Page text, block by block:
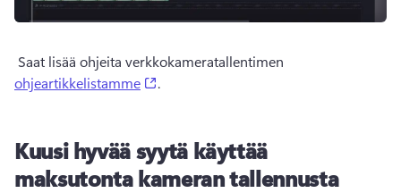
Saat lisää ohjeita verkkokameratallentimen
ohjeartikkelistamme
.
Kuusi hyvää syytä käyttää
maksutonta kameran tallennusta